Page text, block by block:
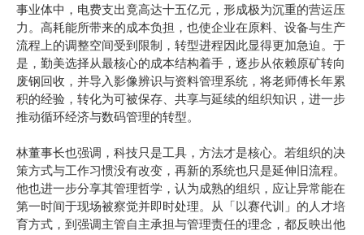
事业体中，电费支出竟高达十五亿元，形成极为沉重的营运压
力。高耗能所带来的成本负担，也使企业在原料、设备与生产
流程上的调整空间受到限制，转型进程因此显得更加急迫。于
是，勤美选择从最核心的成本结构着手，逐步从依赖原矿转向
废钢回收，并导入影像辨识与资料管理系统，将老师傅长年累
积的经验，转化为可被保存、共享与延续的组织知识，进一步
推动循环经济与数码管理的转型。
林董事长也强调，科技只是工具，方法才是核心。若组织的决
策方式与工作习惯没有改变，再新的系统也只是延伸旧流程。
他也进一步分享其管理哲学，认为成熟的组织，应让异常能在
第一时间于现场被察觉并即时处理。从「以赛代训」的人才培
育方式，到强调主管自主承担与管理责任的理念，都反映出他